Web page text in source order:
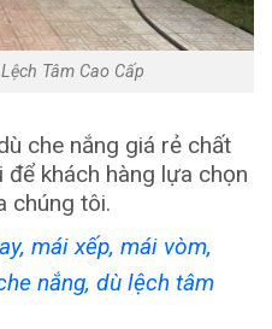
Tâm Cao Cấp
che nắng giá rẻ chất
khách hàng lựa chọn
chúng tôi.
mái xếp, mái vòm,
nắng, dù lệch tâm